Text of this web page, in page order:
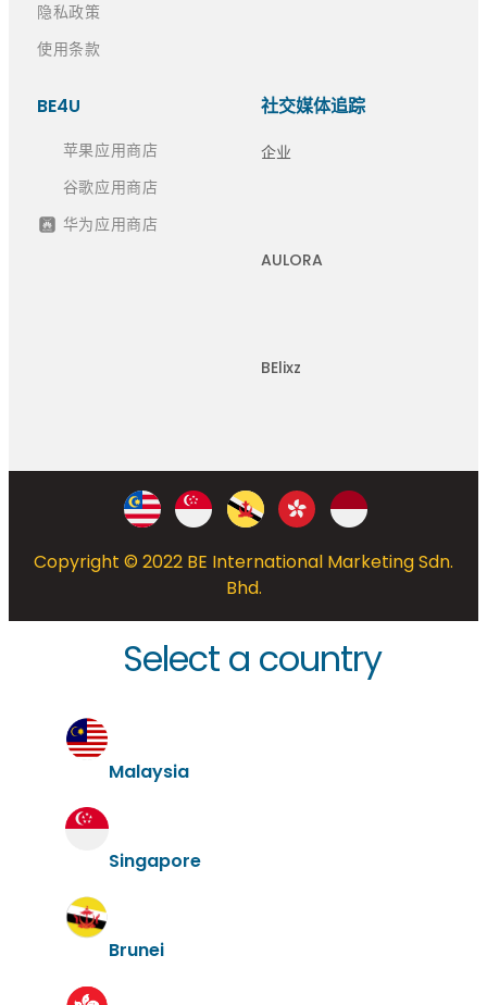
隐私政策
使用条款
BE4U
苹果应用商店
谷歌应用商店
华为应用商店
社交媒体追踪
企业
AULORA
BElixz
Copyright © 2022 BE International Marketing Sdn.
Bhd.
Select a country
Malaysia
Singapore
Brunei